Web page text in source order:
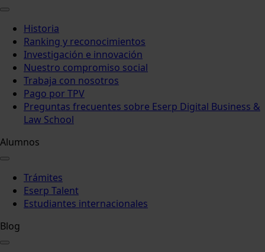
Historia
Ranking y reconocimientos
Investigación e innovación
Nuestro compromiso social
Trabaja con nosotros
Pago por TPV
Preguntas frecuentes sobre Eserp Digital Business &
Law School
Alumnos
Trámites
Eserp Talent
Estudiantes internacionales
Blog